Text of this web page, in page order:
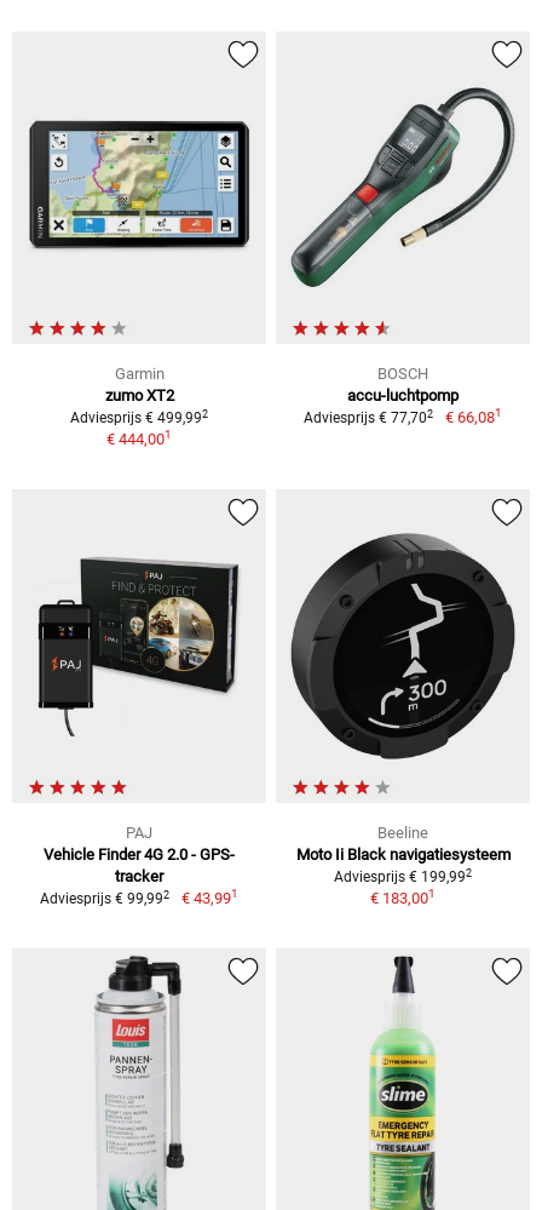
Garmin
zumo XT2
Adviesprijs € 499,992
€ 444,001
BOSCH
accu-luchtpomp
Adviesprijs € 77,702 € 66,081
PAJ
Vehicle Finder 4G 2.0 - GPS-
tracker
Adviesprijs € 99,992 € 43,991
Beeline
Moto Ii Black navigatiesysteem
Adviesprijs € 199,992
€ 183,001